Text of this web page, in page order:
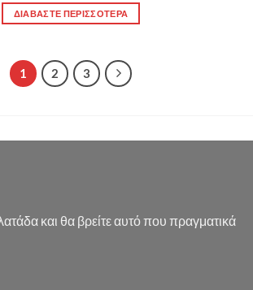
ΔΙΑΒΆΣΤΕ ΠΕΡΙΣΣΌΤΕΡΑ
1 2 3
και θα βρείτε αυτό που πραγματικά